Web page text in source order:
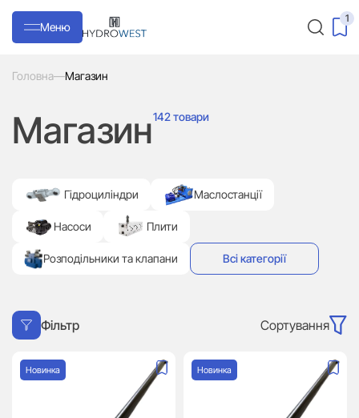
Меню
1
Головна—Магазин
Магазин142 товари
Гідроциліндри Маслостанції
Насоси Плити
Розподільники та клапани Всі категорії
Фільтр Сортування
Новинка Новинка